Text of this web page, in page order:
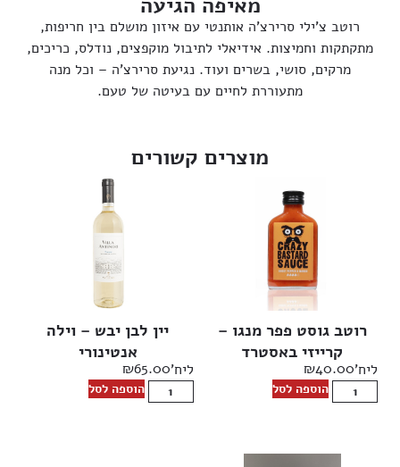
רוטב צ’ילי סרירצ’ה אותנטי עם איזון מושלם בין חריפות,
מתקתקות וחמיצות. אידיאלי לתיבול מוקפצים, נודלס, כריכים,
מרקים, סושי, בשרים ועוד. נגיעת סרירצ’ה – וכל מנה
מתעוררת לחיים עם בעיטה של טעם.
מוצרים קשורים
רוטב גוסט פפר מנגו –
קרייזי באסטרד
ליח' ₪40.00
הוספה לסל
יין לבן יבש – וילה
אנטינורי
ליח' ₪65.00
הוספה לסל